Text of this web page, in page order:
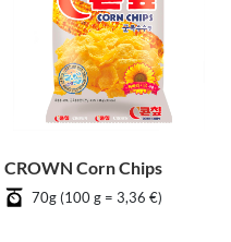
CROWN Corn Chips
70g (100 g = 3,36 €)